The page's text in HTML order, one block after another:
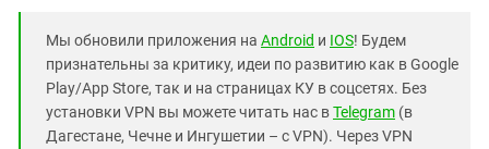
Мы обновили приложения на Android и IOS! Будем
признательны за критику, идеи по развитию как в Google
Play/App Store, так и на страницах КУ в соцсетях. Без
установки VPN вы можете читать нас вTelegram (в
Дагестане, Чечне и Ингушетии – с VPN). Через VPN